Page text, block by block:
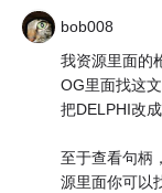
bob008
我资源里面的
OG里面找这
把DELPHI改
至于查看句柄
源里面你可以